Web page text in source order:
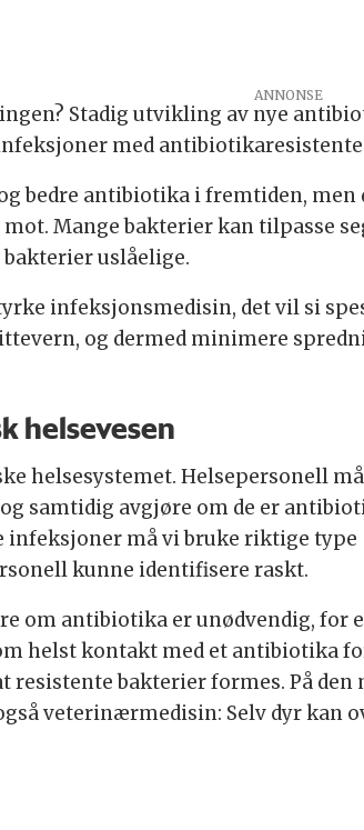
Stadig utvikling av nye
med
bedre antibiotika i fremtiden,
Mange bakterier kan tilpasse
uslåelige.
infeksjonsmedisin, det vil si
og dermed minimere
helsevesen
helsesystemet. Helsepersonell
samtidig avgjøre om de er
infeksjoner må vi bruke riktige type
kunne identifisere raskt.
om antibiotika er unødvendig, for
helst kontakt med et antibiotika
resistente bakterier formes. På den
veterinærmedisin: Selv dyr kan